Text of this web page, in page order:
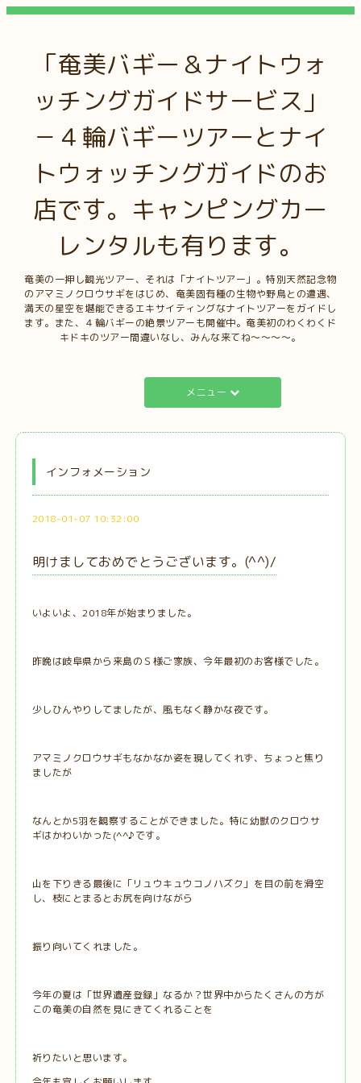
「奄美バギー＆ナイトウォ
ッチングガイドサービス」
－４輪バギーツアーとナイ
トウォッチングガイドのお
店です。キャンピングカー
レンタルも有ります。
奄美の一押し観光ツアー、それは「ナイトツアー」。特別天然記念物
のアマミノクロウサギをはじめ、奄美固有種の生物や野鳥との遭遇、
満天の星空を堪能できるエキサイティングなナイトツアーをガイドし
ます。また、４輪バギーの絶景ツアーも開催中。奄美初のわくわくド
キドキのツアー間違いなし、みんな来てね～～～～。
メニュー
インフォメーション
2018-01-07 10:32:00
明けましておめでとうございます。(^^)/
いよいよ、2018年が始まりました。
昨晩は岐阜県から来島のＳ様ご家族、今年最初のお客様でした。
少しひんやりしてましたが、風もなく静かな夜です。
アマミノクロウサギもなかなか姿を現してくれず、ちょっと焦り
ましたが
なんとか5羽を観察することができました。特に幼獣のクロウサ
ギはかわいかった(^^♪です。
山を下りきる最後に「リュウキュウコノハズク」を目の前を滑空
し、枝にとまるとお尻を向けながら
振り向いてくれました。
今年の夏は「世界遺産登録」なるか？世界中からたくさんの方が
この奄美の自然を見にきてくれることを
祈りたいと思います。